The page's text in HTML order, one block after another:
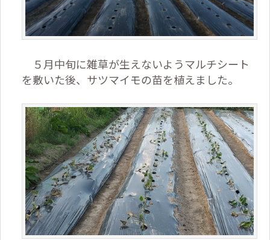
５月中旬に雑草が生えないようマルチシート
を敷いた後、サツマイモの苗を植えました。